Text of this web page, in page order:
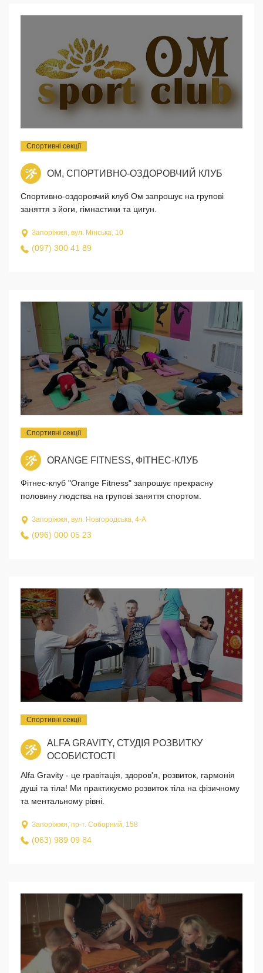
Спортивні секції
ОМ, СПОРТИВНО-ОЗДОРОВЧИЙ КЛУБ
Спортивно-оздоровчий клуб Ом запрошує на групові
заняття з йоги, гімнастики та цигун.
Запоріжжя, вул. Мінська, 10
(097) 300 41 89
Спортивні секції
ORANGE FITNESS, ФІТНЕС-КЛУБ
Фітнес-клуб "Orange Fitness" запрошує прекрасну
половину людства на групові заняття спортом.
Запоріжжя, вул. Новгородська, 4-А
(096) 000 05 23
Спортивні секції
ALFA GRAVITY, СТУДІЯ РОЗВИТКУ
ОСОБИСТОСТІ
Alfa Gravity - це гравітація, здоров'я, розвиток, гармонія
душі та тіла! Ми практикуємо розвиток тіла на фізичному
та ментальному рівні.
Запоріжжя, пр-т. Соборний, 158
(063) 989 09 84